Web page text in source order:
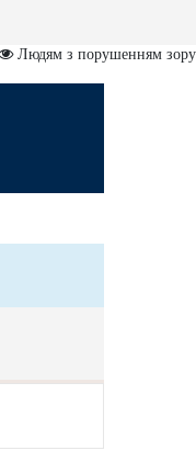
Людям з порушенням зору